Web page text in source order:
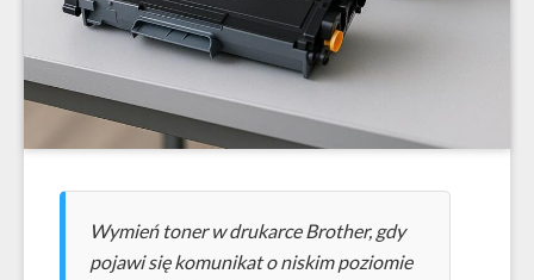
Wymień toner w drukarce Brother, gdy
pojawi się komunikat o niskim poziomie